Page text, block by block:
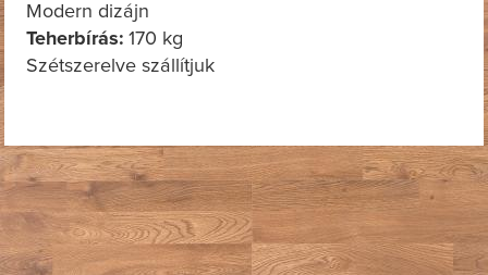
Modern dizájn
Teherbírás: 170 kg
Szétszerelve szállítjuk